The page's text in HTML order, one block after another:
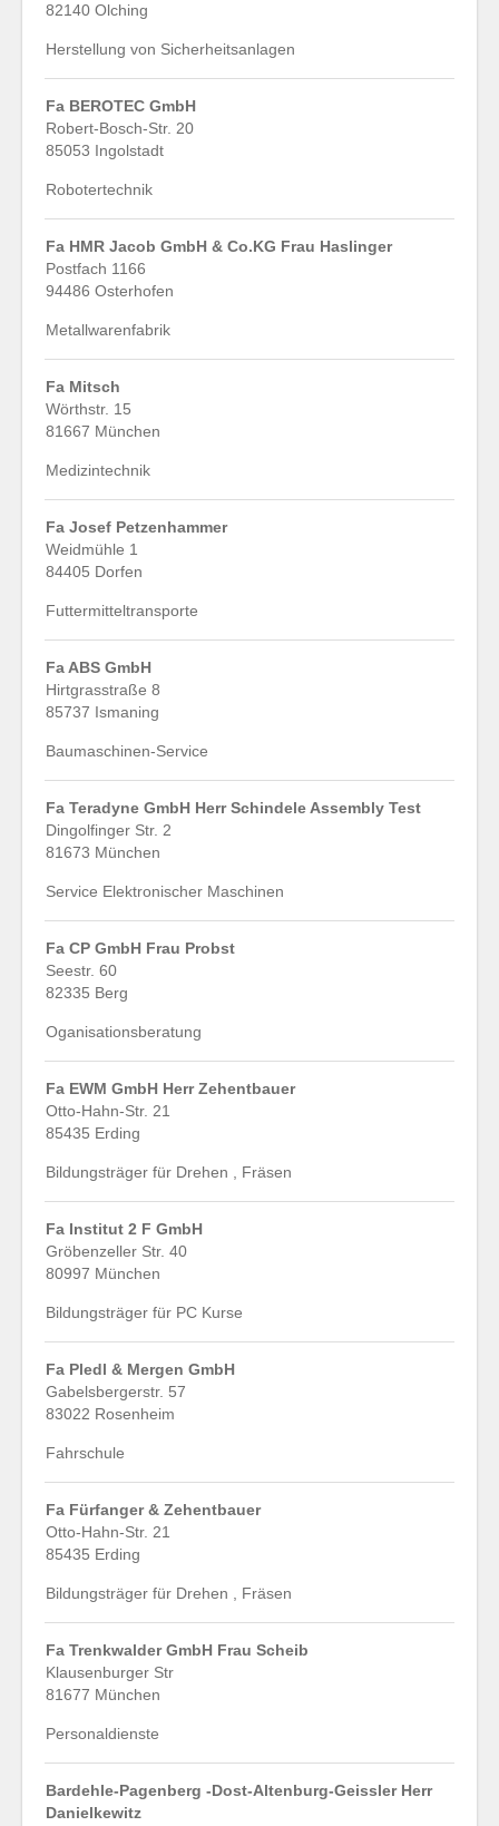
82140 Olching
Herstellung von Sicherheitsanlagen
Fa BEROTEC GmbH
Robert-Bosch-Str. 20
85053 Ingolstadt
Robotertechnik
Fa HMR Jacob GmbH & Co.KG Frau Haslinger
Postfach 1166
94486 Osterhofen
Metallwarenfabrik
Fa Mitsch
Wörthstr. 15
81667 München
Medizintechnik
Fa Josef Petzenhammer
Weidmühle 1
84405 Dorfen
Futtermitteltransporte
Fa ABS GmbH
Hirtgrasstraße 8
85737 Ismaning
Baumaschinen-Service
Fa Teradyne GmbH Herr Schindele Assembly Test
Dingolfinger Str. 2
81673 München
Service Elektronischer Maschinen
Fa CP GmbH Frau Probst
Seestr. 60
82335 Berg
Oganisationsberatung
Fa EWM GmbH Herr Zehentbauer
Otto-Hahn-Str. 21
85435 Erding
Bildungsträger für Drehen , Fräsen
Fa Institut 2 F GmbH
Gröbenzeller Str. 40
80997 München
Bildungsträger für PC Kurse
Fa Pledl & Mergen GmbH
Gabelsbergerstr. 57
83022 Rosenheim
Fahrschule
Fa Fürfanger & Zehentbauer
Otto-Hahn-Str. 21
85435 Erding
Bildungsträger für Drehen , Fräsen
Fa Trenkwalder GmbH Frau Scheib
Klausenburger Str
81677 München
Personaldienste
Bardehle-Pagenberg -Dost-Altenburg-Geissler Herr
Danielkewitz